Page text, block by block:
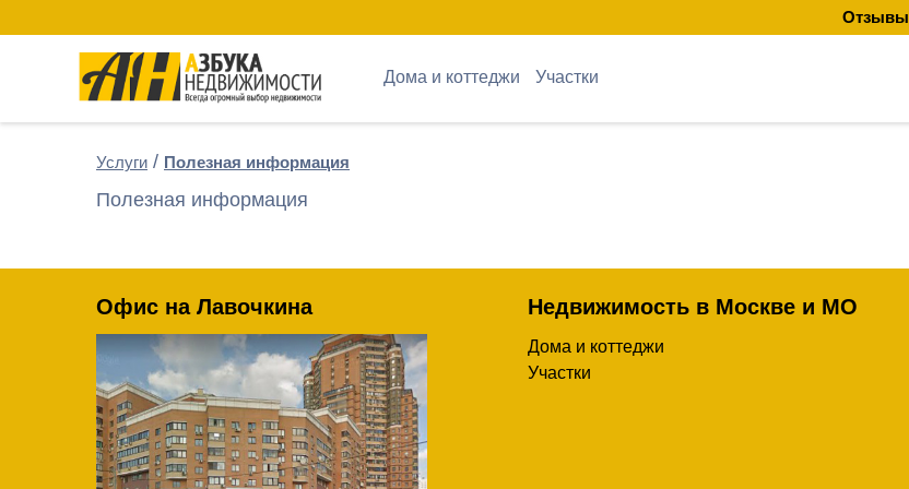
Отзывы
Дома и коттеджи Участки
Услуги Полезная информация
Полезная информация
Офис на Лавочкина Недвижимость в Москве и МО
Дома и коттеджи
Участки